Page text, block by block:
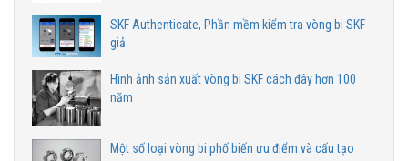
SKF Authenticate, Phần mềm kiểm tra vòng bi SKF
giả
Hình ảnh sản xuất vòng bi SKF cách đây hơn 100
năm
Một số loại vòng bi phố biến ưu điểm và cấu tạo